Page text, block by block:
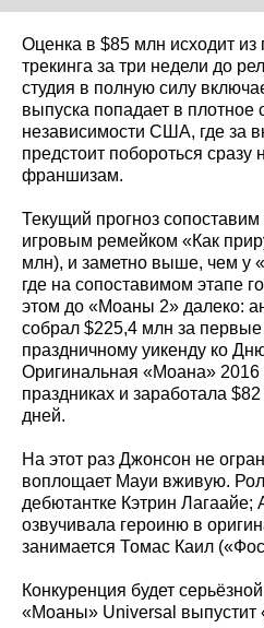
Оценка в $85 млн исходит из
трекинга за три недели до
студия в полную силу
выпуска попадает в
независимости США, где за
предстоит побороться сразу
франшизам.
Текущий прогноз
игровым ремейком «Как
млн), и заметно выше, чем у
где на сопоставимом этапе
этом до «Моаны 2» далеко:
собрал $225,4 млн за первые
праздничному уикенду ко
Оригинальная «Моана»
праздниках и заработала
дней.
На этот раз Джонсон не
воплощает Мауи вживую.
дебютантке Кэтрин Лагаайе;
озвучивала героиню в
занимается Томас Каил
Конкуренция будет
«Моаны» Universal выпустит